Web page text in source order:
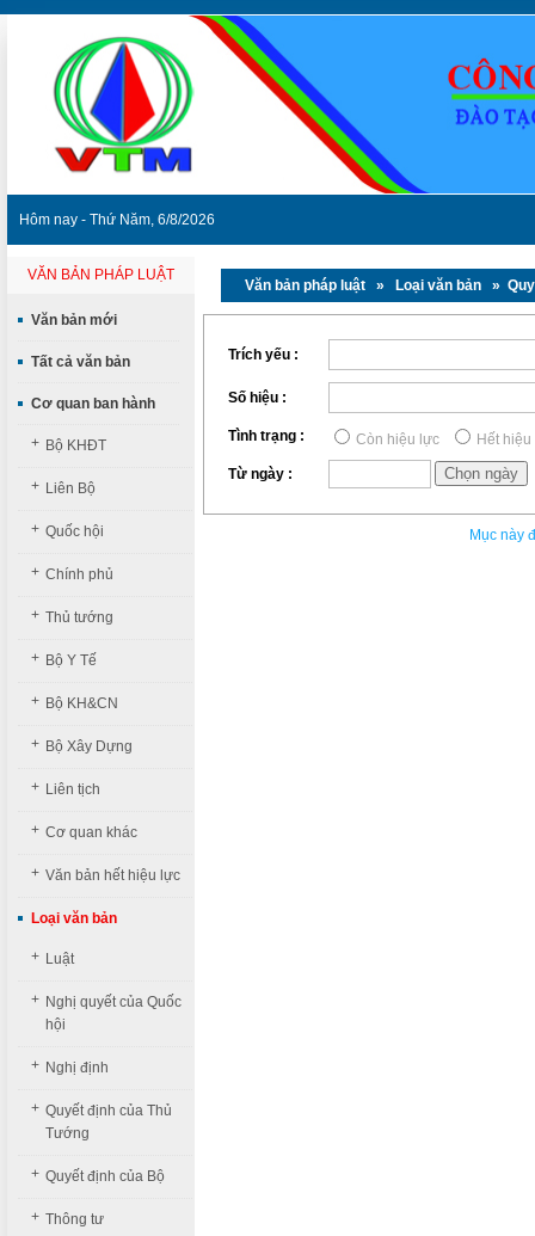
Hôm nay - Thứ Năm, 6/8/2026
VĂN BẢN PHÁP LUẬT
Văn bản mới
Tất cả văn bản
Cơ quan ban hành
+ Bộ KHĐT
+ Liên Bộ
+ Quốc hội
+ Chính phủ
+ Thủ tướng
+ Bộ Y Tế
+ Bộ KH&CN
+ Bộ Xây Dựng
+ Liên tịch
+ Cơ quan khác
+ Văn bản hết hiệu lực
Loại văn bản
+ Luật
+ Nghị quyết của Quốc
hội
+ Nghị định
+ Quyết định của Thủ
Tướng
+ Quyết định của Bộ
+ Thông tư
Văn bản pháp luật » Loại văn bản » Quy
Trích yếu :
Số hiệu :
Tình trạng : Còn hiệu lực Hết
Từ ngày :
Mục này